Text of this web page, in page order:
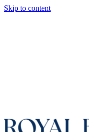
Skip to content